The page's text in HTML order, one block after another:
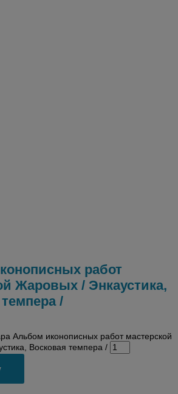
работ
Жаровых / Энкаустика,
/
Альбом иконописных работ мастерской
Восковая темпера /